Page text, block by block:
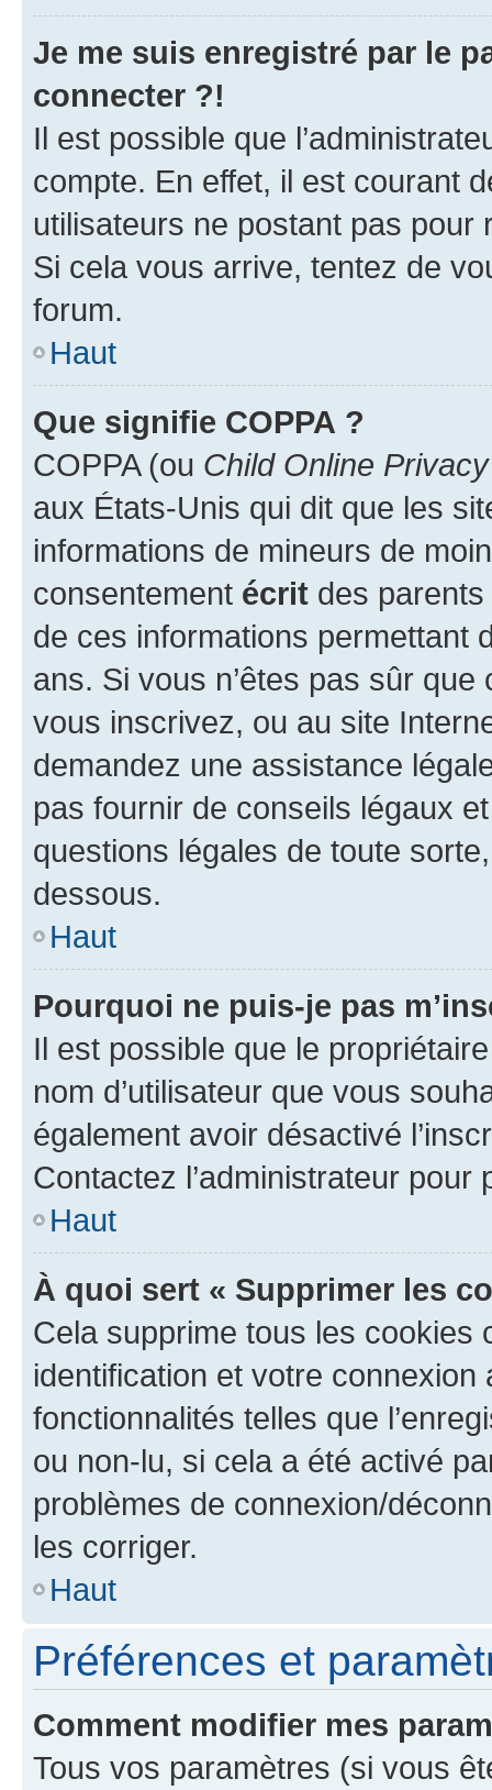
Je me suis enregistré par le
connecter ?!
Il est possible que
compte. En effet, il est courant
utilisateurs ne postant pas pour
Si cela vous arrive, tentez de
forum.
Haut
Que signifie COPPA ?
COPPA (ou Child Online
aux États-Unis qui dit que les
informations de mineurs de
consentement écrit des parents
de ces informations permettant
ans. Si vous n’êtes pas sûr
vous inscrivez, ou au site
demandez une assistance
pas fournir de conseils légaux
questions légales de toute
dessous.
Haut
Pourquoi ne puis-je pas
Il est possible que le
nom d’utilisateur que vous
également avoir désactivé
Contactez l’administrateur
Haut
À quoi sert « Supprimer les
Cela supprime tous les cookies
identification et votre
fonctionnalités telles que
ou non-lu, si cela a été activé
problèmes de connexion/
les corriger.
Haut
Préférences et
Comment modifier mes
Tous vos paramètres (si vous